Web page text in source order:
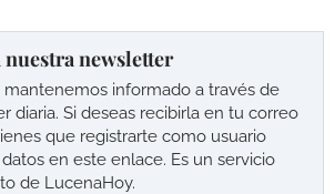
nuestra newsletter
informado a través de
diaria. Si deseas recibirla en tu correo
que registrarte como usuario
en este enlace. Es un servicio
de LucenaHoy.